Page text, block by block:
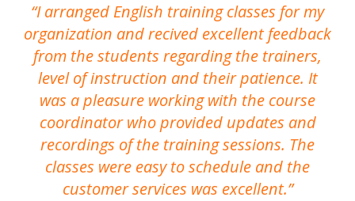
I arranged English training classes for my
organization and recived excellent feedback
from the students regarding the trainers,
level of instruction and their patience. It
was a pleasure working with the course
coordinator who provided updates and
recordings of the training sessions. The
classes were easy to schedule and the
customer services was excellent.